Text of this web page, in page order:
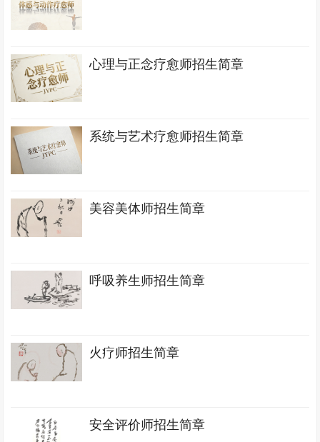
心理与正念疗愈师招生简章
系统与艺术疗愈师招生简章
美容美体师招生简章
呼吸养生师招生简章
火疗师招生简章
安全评价师招生简章